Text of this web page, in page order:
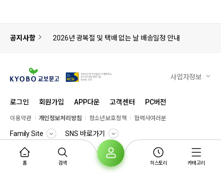
공지사항 2026년 광복절 및 택배 없는 날 배송일정 안내
사업자정보
로그인 회원가입 APP다운 고객센터 PC버전
이용약관 개인정보처리방침 청소년보호정책 협력사여러분
Family Site SNS 바로가기
© KYOBO BOOK CENTRE
홈 검색 히스토리 카테고리